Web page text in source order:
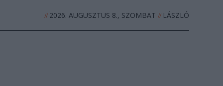
//2026. AUGUSZTUS 8., SZOMBAT //LÁSZLÓ
ARCHÍVUM